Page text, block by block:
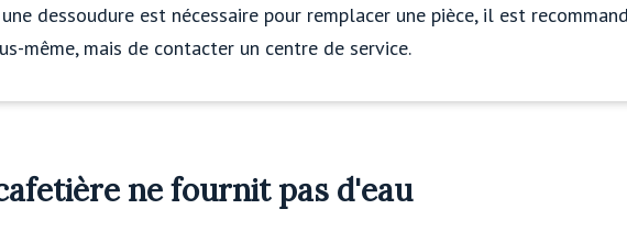
dessoudure est nécessaire pour remplacer une pièce, il est
même, mais de contacter un centre de service.
ne fournit pas d'eau